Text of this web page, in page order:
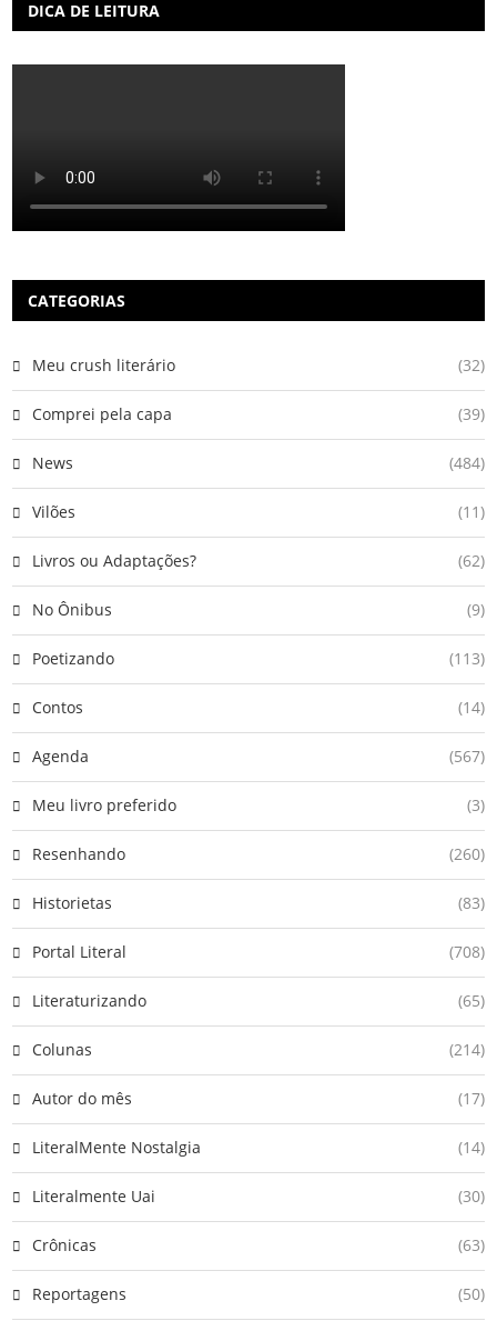
DICA DE LEITURA
CATEGORIAS
Meu crush literário (32)
Comprei pela capa (39)
News (484)
Vilões (11)
Livros ou Adaptações? (62)
No Ônibus (9)
Poetizando (113)
Contos (14)
Agenda (567)
Meu livro preferido (3)
Resenhando (260)
Historietas (83)
Portal Literal (708)
Literaturizando (65)
Colunas (214)
Autor do mês (17)
LiteralMente Nostalgia (14)
Literalmente Uai (30)
Crônicas (63)
Reportagens (50)